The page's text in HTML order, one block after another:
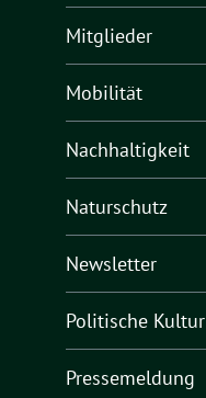
Mitglieder
Mobilität
Nachhaltigkeit
Naturschutz
Newsletter
Politische Kultur
Pressemeldung